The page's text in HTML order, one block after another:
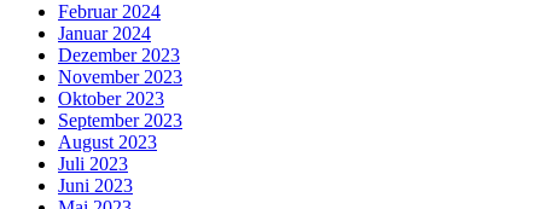
Februar 2024
Januar 2024
Dezember 2023
November 2023
Oktober 2023
September 2023
August 2023
Juli 2023
Juni 2023